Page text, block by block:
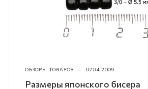
ОБЗОРЫ ТОВАРОВ — 07.04.2009
Размеры японского бисера